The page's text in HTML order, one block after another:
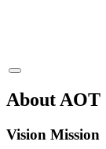
About AOT
Vision Mission